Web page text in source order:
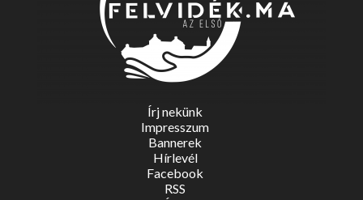
Írj nekünk
Impresszum
Bannerek
Hírlevél
Facebook
RSS